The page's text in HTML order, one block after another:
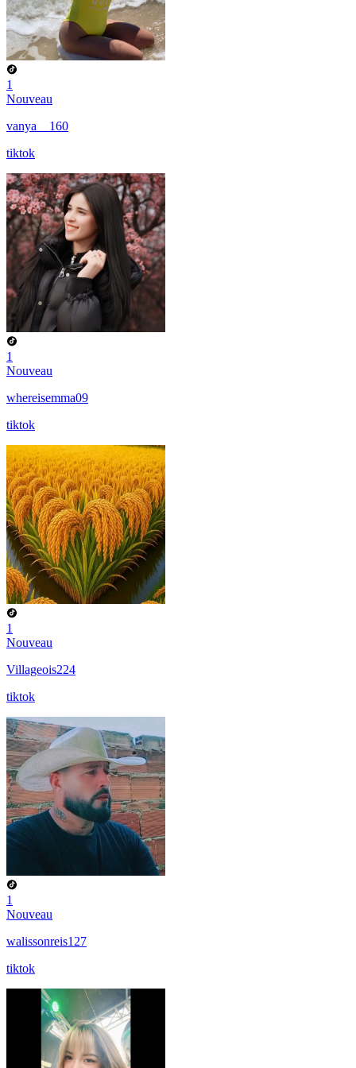
1
Nouveau
vanya__160
tiktok
1
Nouveau
whereisemma09
tiktok
1
Nouveau
Villageois224
tiktok
1
Nouveau
walissonreis127
tiktok